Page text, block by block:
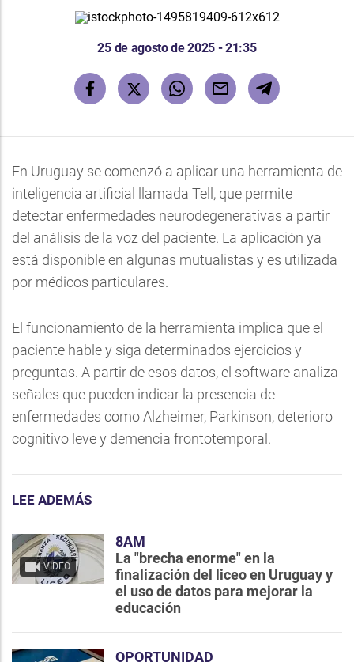
25 de agosto de 2025 - 21:35
En Uruguay se comenzó a aplicar una herramienta de
inteligencia artificial llamada Tell, que permite
detectar enfermedades neurodegenerativas a partir
del análisis de la voz del paciente. La aplicación ya
está disponible en algunas mutualistas y es utilizada
por médicos particulares.
El funcionamiento de la herramienta implica que el
paciente hable y siga determinados ejercicios y
preguntas. A partir de esos datos, el software analiza
señales que pueden indicar la presencia de
enfermedades como Alzheimer, Parkinson, deterioro
cognitivo leve y demencia frontotemporal.
LEE ADEMÁS
VIDEO
8AM
La "brecha enorme" en la
finalización del liceo en Uruguay y
el uso de datos para mejorar la
educación
OPORTUNIDAD